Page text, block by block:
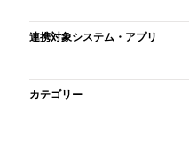
連携対象システム・アプリ
カテゴリー